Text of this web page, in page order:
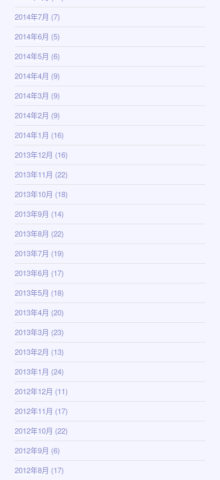
2014年7月 (7)
2014年6月 (5)
2014年5月 (6)
2014年4月 (9)
2014年3月 (9)
2014年2月 (9)
2014年1月 (16)
2013年12月 (16)
2013年11月 (22)
2013年10月 (18)
2013年9月 (14)
2013年8月 (22)
2013年7月 (19)
2013年6月 (17)
2013年5月 (18)
2013年4月 (20)
2013年3月 (23)
2013年2月 (13)
2013年1月 (24)
2012年12月 (11)
2012年11月 (17)
2012年10月 (22)
2012年9月 (6)
2012年8月 (17)